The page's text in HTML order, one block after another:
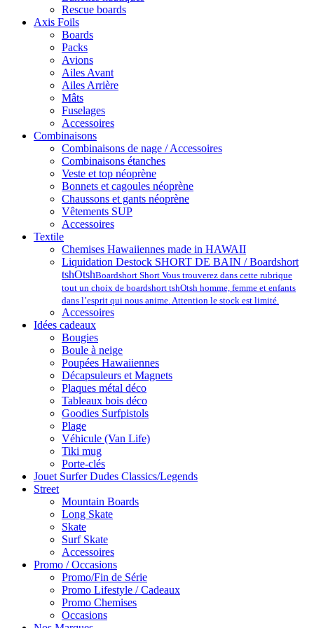
Rescue boards
Axis Foils
Boards
Packs
Avions
Ailes Avant
Ailes Arrière
Mâts
Fuselages
Accessoires
Combinaisons
Combinaisons de nage / Accessoires
Combinaisons étanches
Veste et top néoprène
Bonnets et cagoules néoprène
Chaussons et gants néoprène
Vêtements SUP
Accessoires
Textile
Chemises Hawaiiennes made in HAWAII
Liquidation Destock SHORT DE BAIN / Boardshort
tshOtshBoardshort Short Vous trouverez dans cette rubrique
tout un choix de boardshort tshOtsh homme, femme et enfants
dans l’esprit qui nous anime. Attention le stock est limité.
Accessoires
Idées cadeaux
Bougies
Boule à neige
Poupées Hawaiiennes
Décapsuleurs et Magnets
Plaques métal déco
Tableaux bois déco
Goodies Surfpistols
Plage
Véhicule (Van Life)
Tiki mug
Porte-clés
Jouet Surfer Dudes Classics/Legends
Street
Mountain Boards
Long Skate
Skate
Surf Skate
Accessoires
Promo / Occasions
Promo/Fin de Série
Promo Lifestyle / Cadeaux
Promo Chemises
Occasions